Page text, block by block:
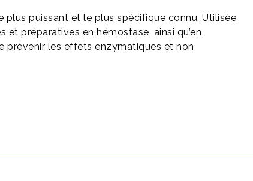
plus puissant et le plus spécifique connu. Utilisée
préparatives en hémostase, ainsi qu’en
prévenir les effets enzymatiques et non